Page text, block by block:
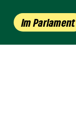
Im Parlament